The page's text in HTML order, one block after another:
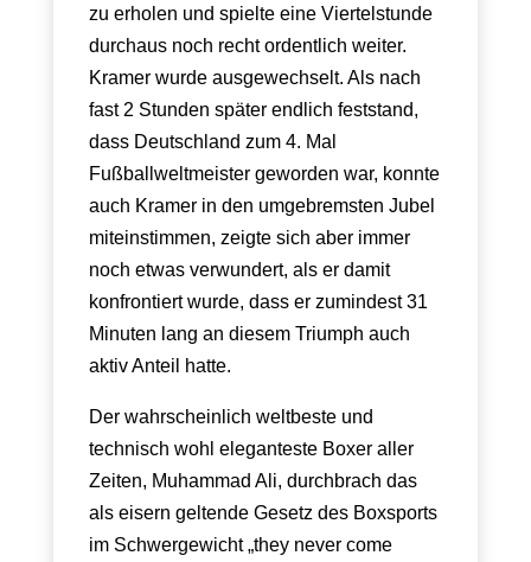
zu erholen und spielte eine Viertelstunde
durchaus noch recht ordentlich weiter.
Kramer wurde ausgewechselt. Als nach
fast 2 Stunden später endlich feststand,
dass Deutschland zum 4. Mal
Fußballweltmeister geworden war, konnte
auch Kramer in den umgebremsten Jubel
miteinstimmen, zeigte sich aber immer
noch etwas verwundert, als er damit
konfrontiert wurde, dass er zumindest 31
Minuten lang an diesem Triumph auch
aktiv Anteil hatte.
Der wahrscheinlich weltbeste und
technisch wohl eleganteste Boxer aller
Zeiten, Muhammad Ali, durchbrach das
als eisern geltende Gesetz des Boxsports
im Schwergewicht „they never come